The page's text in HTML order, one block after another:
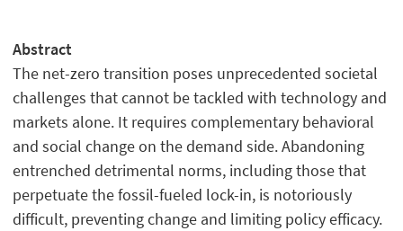
Abstract
The net-zero transition poses unprecedented societal
challenges that cannot be tackled with technology and
markets alone. It requires complementary behavioral
and social change on the demand side. Abandoning
entrenched detrimental norms, including those that
perpetuate the fossil-fueled lock-in, is notoriously
difficult, preventing change and limiting policy efficacy.